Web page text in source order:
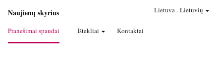
Naujienų skyrius
Pranešimai spaudai Ištekliai Kontaktai
Lietuva-Lietuvių